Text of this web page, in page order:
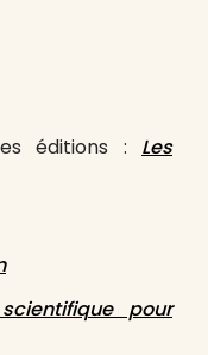
éditions : Les
pour